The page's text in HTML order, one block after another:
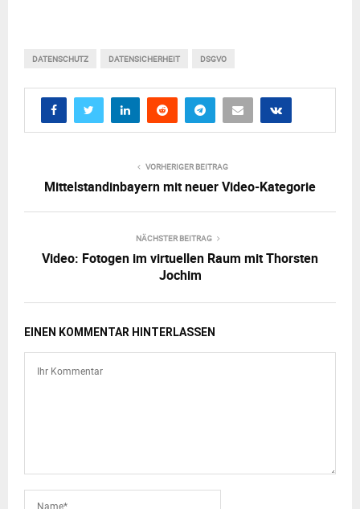
DATENSCHUTZ DATENSICHERHEIT DSGVO
VORHERIGER BEITRAG
Mittelstandinbayern mit neuer Video-Kategorie
NÄCHSTER BEITRAG
Video: Fotogen im virtuellen Raum mit Thorsten
Jochim
EINEN KOMMENTAR HINTERLASSEN